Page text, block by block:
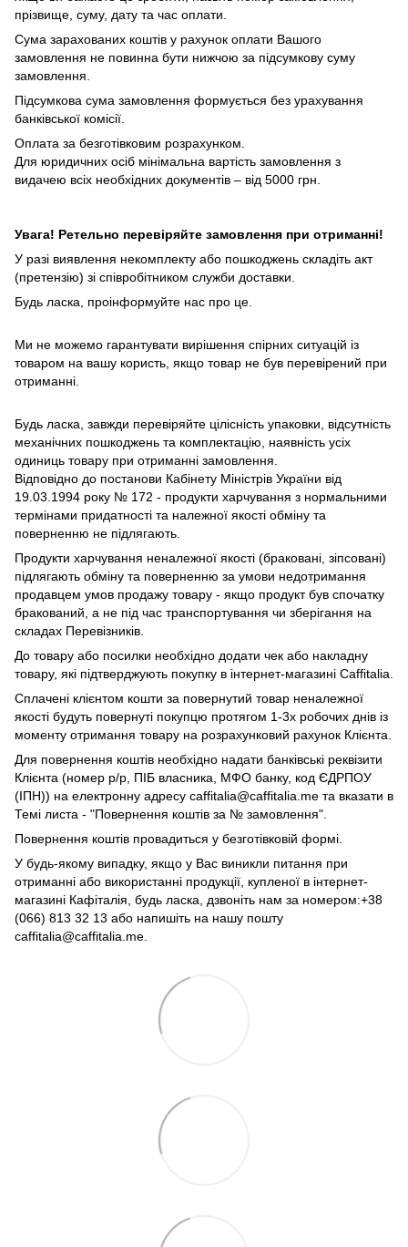
прізвище, суму, дату та час оплати.
Сума зарахованих коштів у рахунок оплати Вашого
замовлення не повинна бути нижчою за підсумкову суму
замовлення.
Підсумкова сума замовлення формується без урахування
банківської комісії.
Оплата за безготівковим розрахунком.
Для юридичних осіб мінімальна вартість замовлення з
видачею всіх необхідних документів – від 5000 грн.
Увага! Ретельно перевіряйте замовлення при отриманні!
У разі виявлення некомплекту або пошкоджень складіть акт
(претензію) зі співробітником служби доставки.
Будь ласка, проінформуйте нас про це.
Ми не можемо гарантувати вирішення спірних ситуацій із
товаром на вашу користь, якщо товар не був перевірений при
отриманні.
Будь ласка, завжди перевіряйте цілісність упаковки, відсутність
механічних пошкоджень та комплектацію, наявність усіх
одиниць товару при отриманні замовлення.
Відповідно до постанови Кабінету Міністрів України від
19.03.1994 року № 172 - продукти харчування з нормальними
термінами придатності та належної якості обміну та
поверненню не підлягають.
Продукти харчування неналежної якості (браковані, зіпсовані)
підлягають обміну та поверненню за умови недотримання
продавцем умов продажу товару - якщо продукт був спочатку
бракований, а не під час транспортування чи зберігання на
складах Перевізників.
До товару або посилки необхідно додати чек або накладну
товару, які підтверджують покупку в інтернет-магазині Caffitalia.
Сплачені клієнтом кошти за повернутий товар неналежної
якості будуть повернуті покупцю протягом 1-3х робочих днів із
моменту отримання товару на розрахунковий рахунок Клієнта.
Для повернення коштів необхідно надати банківські реквізити
Клієнта (номер р/р, ПІБ власника, МФО банку, код ЄДРПОУ
(ІПН)) на електронну адресу caffitalia@caffitalia.me та вказати в
Темі листа - "Повернення коштів за № замовлення".
Повернення коштів провадиться у безготівковій формі.
У будь-якому випадку, якщо у Вас виникли питання при
отриманні або використанні продукції, купленої в інтернет-
магазині Кафіталія, будь ласка, дзвоніть нам за номером:+38
(066) 813 32 13 або напишіть на нашу пошту
caffitalia@caffitalia.me.